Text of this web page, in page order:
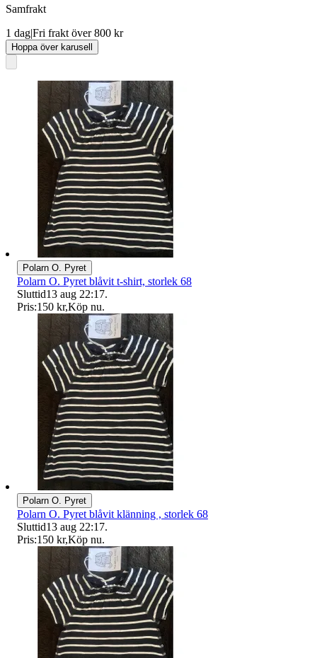
Samfrakt
1 dag|Fri frakt över 800 kr
Hoppa över karusell
Polarn O. Pyret
Polarn O. Pyret blåvit t-shirt, storlek 68
Sluttid13 aug 22:17.
Pris:150 kr,Köp nu.
Polarn O. Pyret
Polarn O. Pyret blåvit klänning , storlek 68
Sluttid13 aug 22:17.
Pris:150 kr,Köp nu.